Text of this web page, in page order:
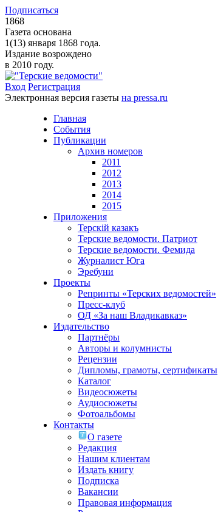
Подписаться
1868
Газета основана
1(13) января 1868 года.
Издание возрождено
в 2010 году.
Вход Регистрация
Электронная версия газеты на pressa.ru
Главная
События
Публикации
Архив номеров
2011
2012
2013
2014
2015
Приложения
Терскiй казакъ
Терские ведомости. Патриот
Терские ведомости. Фемида
Журналист Юга
Эребуни
Проекты
Репринты «Терских ведомостей»
Пресс-клуб
ОД «За наш Владикавказ»
Издательство
Партнёры
Авторы и колумнисты
Рецензии
Дипломы, грамоты, сертификаты
Каталог
Видеосюжеты
Аудиосюжеты
Фотоальбомы
Контакты
О газете
Редакция
Нашим клиентам
Издать книгу
Подписка
Вакансии
Правовая информация